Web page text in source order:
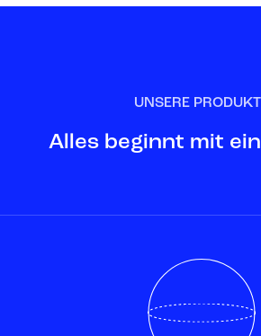
UNSERE
Alles beginnt mit